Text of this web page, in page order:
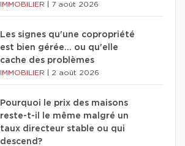
IMMOBILIER 7 août 2026
Les signes qu'une copropriété
est bien gérée… ou qu'elle
cache des problèmes
IMMOBILIER 2 août 2026
Pourquoi le prix des maisons
reste-t-il le même malgré un
taux directeur stable ou qui
descend?